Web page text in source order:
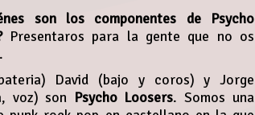
son los componentes de Psycho
Presentaros para la gente que no os
David (bajo y coros) y Jorge
voz) son Psycho Loosers. Somos una